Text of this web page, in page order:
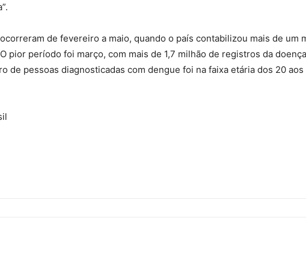
de fevereiro a maio, quando o país contabilizou mais de um
pior período foi março, com mais de 1,7 milhão de registros da
de pessoas diagnosticadas com dengue foi na faixa etária dos 20 aos